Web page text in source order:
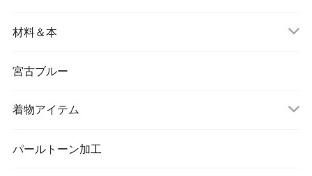
バングル＆ブレスレット
ペンダント
ブローチ
メッセージカード
一筆箋
バッグ
材料＆本
ハンドメイドキット
宮古ブルー
着物アイテム
パールトーン加工